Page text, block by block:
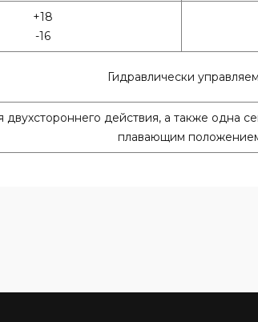
+18
-16
Гидравлически
двухстороннего действия, а также одна
плавающим